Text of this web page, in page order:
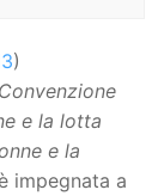
)
Convenzione
e la lotta
e la
impegnata a